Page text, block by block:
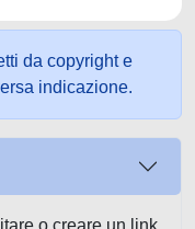
da copyright e
indicazione.
o creare un link